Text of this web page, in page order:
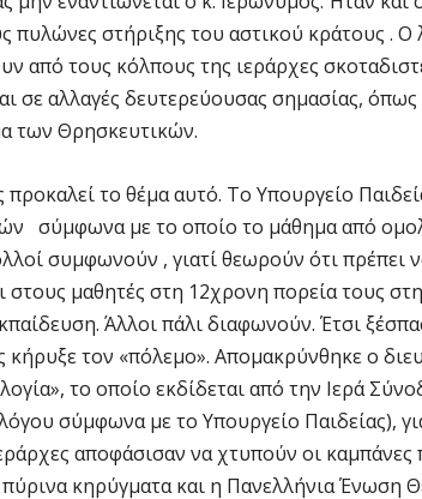
πυλώνες στήριξης του αστικού κράτους . Ο
από τους κόλπους της ιεράρχες
σε αλλαγές δευτερεύουσας σημασίας, όπως
των Θρησκευτικών.
προκαλεί το θέμα αυτό. Το Υπουργείο
σύμφωνα με το οποίο το μάθημα από
συμφωνούν , γιατί θεωρούν ότι πρέπει
στους μαθητές στη 12χρονη πορεία τους
Άλλοι πάλι διαφωνούν. Έτσι
κήρυξε τον «πόλεμο». Απομακρύνθηκε ο
το οποίο εκδίδεται από την Ιερά
σύμφωνα με το Υπουργείο Παιδείας),
αποφάσισαν να χτυπούν οι καμπάνες
κηρύγματα και η Πανελλήνια Ένωση